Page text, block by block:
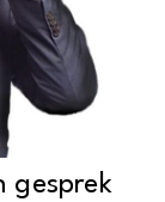
gesprek